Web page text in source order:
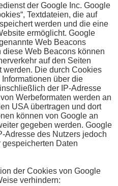
der Google Inc. Google
Textdateien, die auf
werden und die eine
ermöglicht. Google
Web Beacons
diese Web Beacons können
auf den Seiten
werden. Die durch Cookies
über die
der IP-Adresse
Werbeformaten werden an
USA übertragen und dort
können von Google an
gegeben werden. Google
Adresse des Nutzers jedoch
Daten
der Cookies von Google
verhindern: